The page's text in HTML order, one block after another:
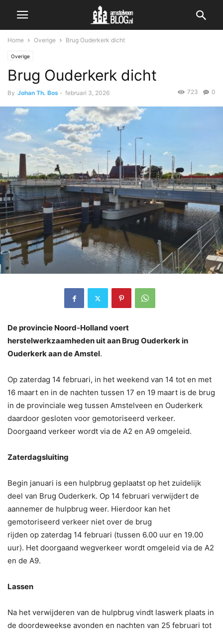
Home Overige Brug Ouderkerk dicht
Overige
Brug Ouderkerk dicht
By Johan Th. Bos - februari 3, 2026 0
723
De provincie Noord-Holland voert
herstelwerkzaamheden uit aan Brug Ouderkerk in
Ouderkerk aan de Amstel.
Op zaterdag 14 februari, in het weekend van 14 tot en met
16 maart en in de nachten tussen 17 en 19 maart is de brug
in de provinciale weg tussen Amstelveen en Ouderkerk
daardoor gesloten voor gemotoriseerd verkeer.
Doorgaand verkeer wordt via de A2 en A9 omgeleid.
Zaterdagsluiting
Begin januari is een hulpbrug geplaatst op het zuidelijk
deel van Brug Ouderkerk. Op 14 februari verwijdert de
aannemer de hulpbrug weer. Hierdoor kan het
gemotoriseerd verkeer niet over de brug
rijden op zaterdag 14 februari (tussen 6.00 uur en 19.00
uur). Het doorgaand wegverkeer wordt omgeleid via de A2
en de A9.
Lassen
Na het verwijderen van de hulpbrug vindt laswerk plaats in
de doordeweekse avonden en nachten van 25 februari tot